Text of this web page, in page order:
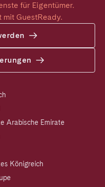
für Eigentümer.
mit GuestReady.
Arabische Emirate
Königreich